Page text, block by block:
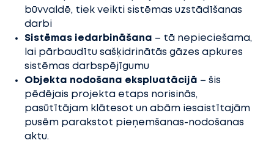
būvvaldē, tiek veikti sistēmas uzstādīšanas
darbi
Sistēmas iedarbināšana – tā nepieciešama,
lai pārbaudītu sašķidrinātās gāzes apkures
sistēmas darbspējīgumu
Objekta nodošana ekspluatācijā – šis
pēdējais projekta etaps norisinās,
pasūtītājam klātesot un abām iesaistītajām
pusēm parakstot pieņemšanas-nodošanas
aktu.